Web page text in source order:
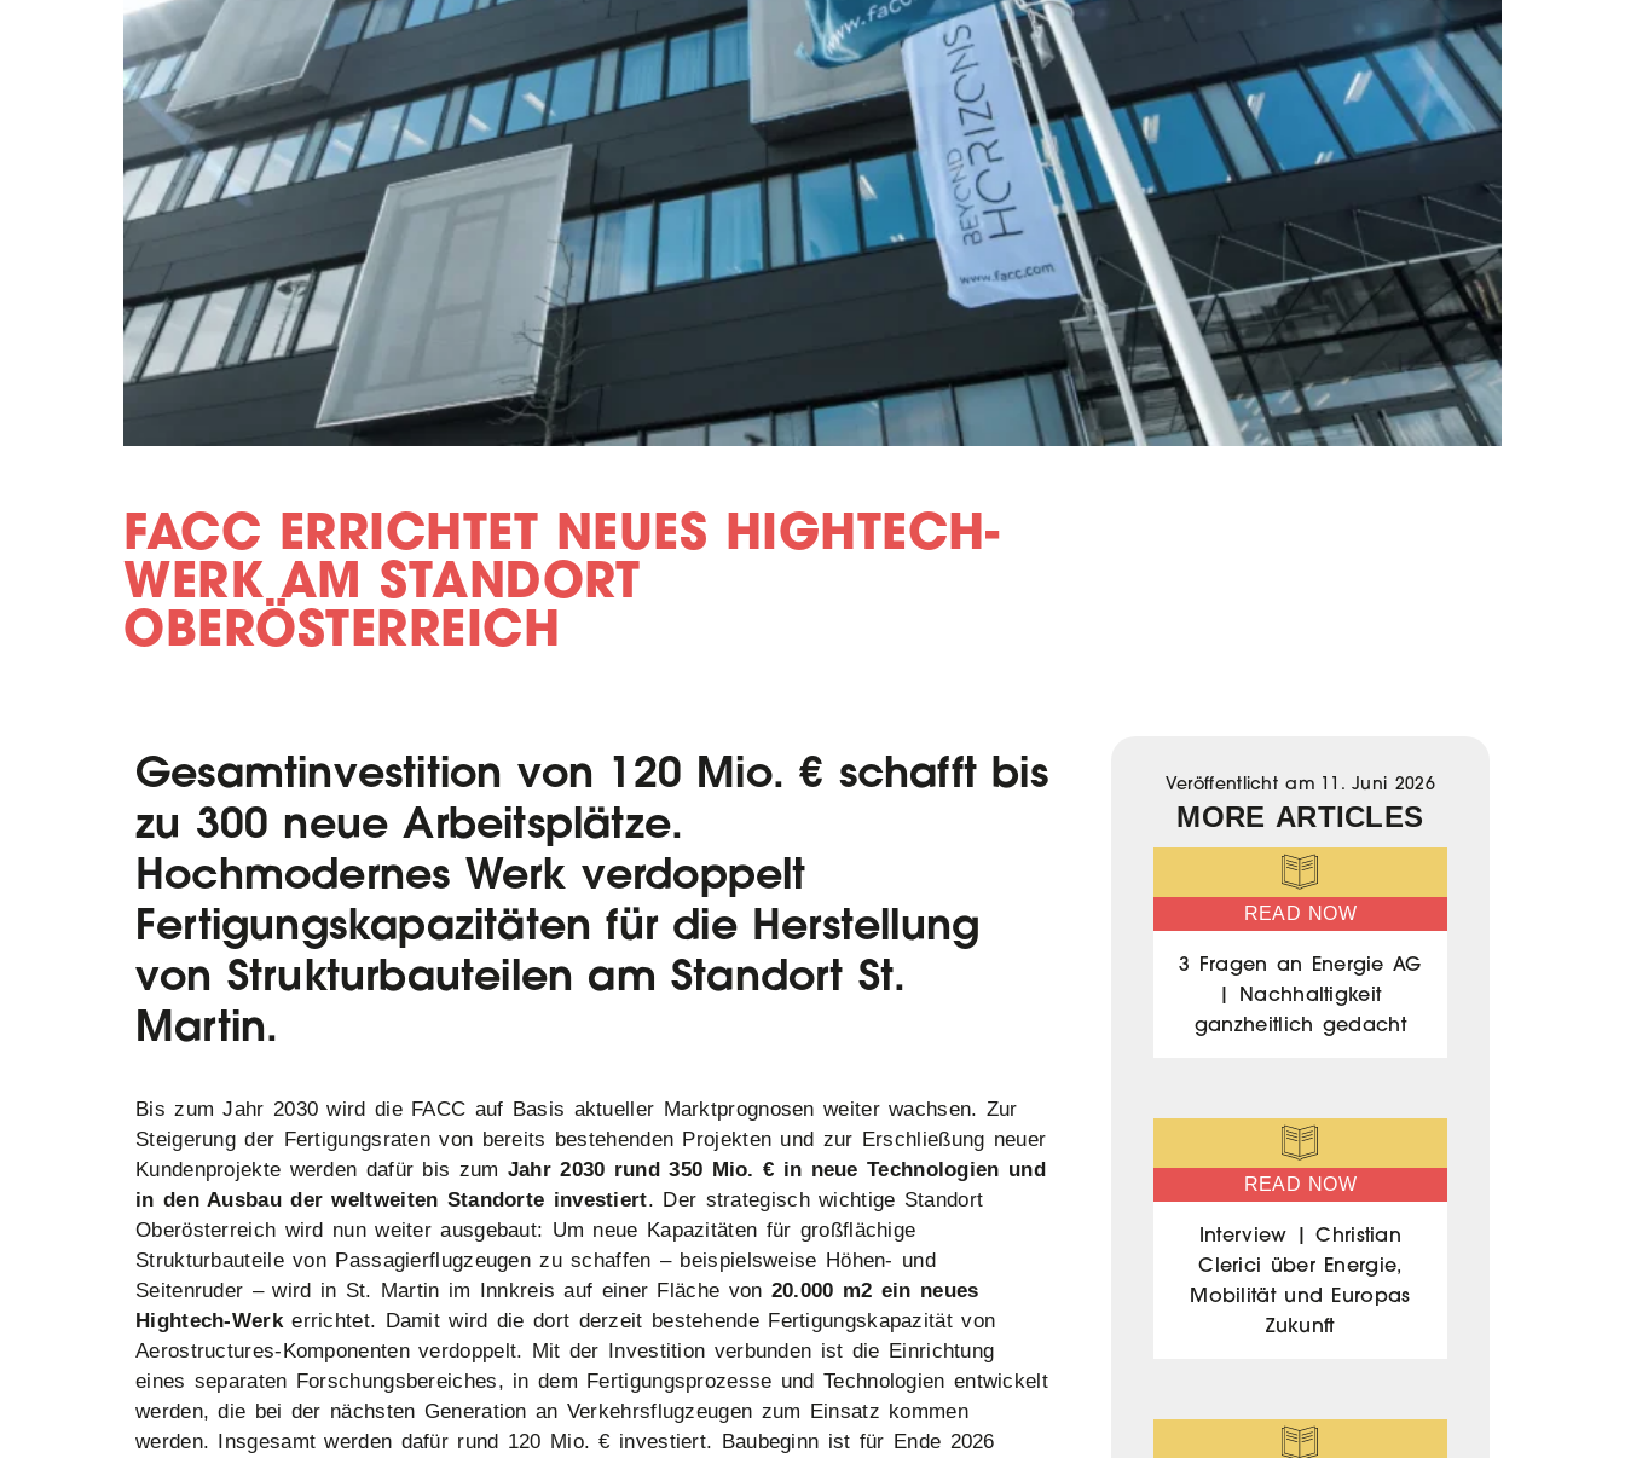
FACC ERRICHTET NEUES HIGHTECH-
WERK AM STANDORT
OBERÖSTERREICH
Gesamtinvestition von 120 Mio. € schafft bis
zu 300 neue Arbeitsplätze.
Hochmodernes Werk verdoppelt
Fertigungskapazitäten für die Herstellung
von Strukturbauteilen am Standort St.
Martin.
Bis zum Jahr 2030 wird die FACC auf Basis aktueller Marktprognosen weiter wachsen. Zur
Steigerung der Fertigungsraten von bereits bestehenden Projekten und zur Erschließung neuer
Kundenprojekte werden dafür bis zum Jahr 2030 rund 350 Mio. € in neue Technologien und
in den Ausbau der weltweiten Standorte investiert. Der strategisch wichtige Standort
Oberösterreich wird nun weiter ausgebaut: Um neue Kapazitäten für großflächige
Strukturbauteile von Passagierflugzeugen zu schaffen – beispielsweise Höhen- und
Seitenruder – wird in St. Martin im Innkreis auf einer Fläche von 20.000 m2 ein neues
Hightech-Werkerrichtet. Damit wird die dort derzeit bestehende Fertigungskapazität von
Aerostructures-Komponenten verdoppelt. Mit der Investition verbunden ist die Einrichtung
eines separaten Forschungsbereiches, in dem Fertigungsprozesse und Technologien entwickelt
werden, die bei der nächsten Generation an Verkehrsflugzeugen zum Einsatz kommen
werden. Insgesamt werden dafür rund 120 Mio. € investiert. Baubeginn ist für Ende 2026
Veröffentlicht am 11. Juni 2026
MORE ARTICLES
READ NOW
3 Fragen an Energie AG
| Nachhaltigkeit
ganzheitlich gedacht
READ NOW
Interview | Christian
Clerici über Energie,
Mobilität und Europas
Zukunft